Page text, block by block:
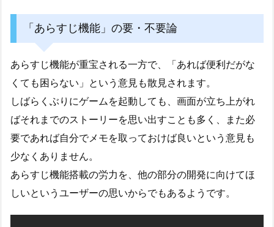
「あらすじ機能」の要・不要論
あらすじ機能が重宝される一方で、「あれば便利だがな
くても困らない」という意見も散見されます。
しばらくぶりにゲームを起動しても、画面が立ち上がれ
ばそれまでのストーリーを思い出すことも多く、また必
要であれば自分でメモを取っておけば良いという意見も
少なくありません。
あらすじ機能搭載の労力を、他の部分の開発に向けてほ
しいというユーザーの思いからでもあるようです。